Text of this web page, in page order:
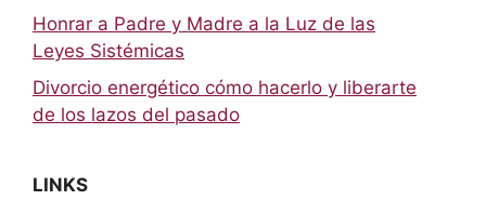
Honrar a Padre y Madre a la Luz de las
Leyes Sistémicas
Divorcio energético cómo hacerlo y liberarte
de los lazos del pasado
LINKS